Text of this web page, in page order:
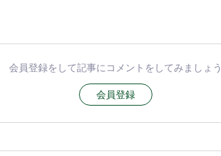
会員登録をして記事にコメントをしてみましょう
会員登録